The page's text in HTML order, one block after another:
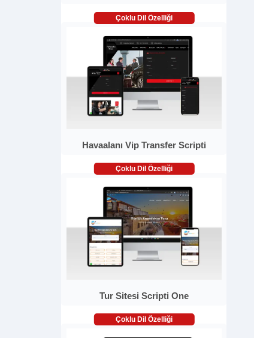
Çoklu Dil Özelliği
Havaalanı Vip Transfer Scripti
Çoklu Dil Özelliği
Tur Sitesi Scripti One
Çoklu Dil Özelliği